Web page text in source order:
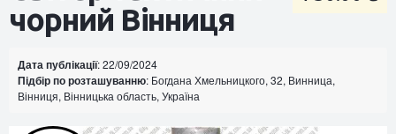
чорний Вінниця
Дата публікації: 22/09/2024
Підбір по розташуванню: Богдана Хмельницкого, 32, Винница,
Вінниця, Вінницька область, Україна